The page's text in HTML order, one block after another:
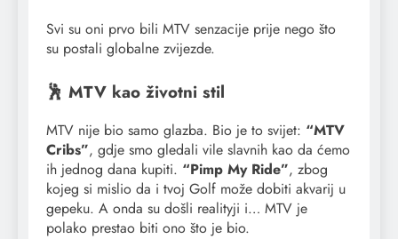
Svi su oni prvo bili MTV senzacije prije nego što
su postali globalne zvijezde.
🕺 MTV kao životni stil
MTV nije bio samo glazba. Bio je to svijet: “MTV
Cribs”, gdje smo gledali vile slavnih kao da ćemo
ih jednog dana kupiti. “Pimp My Ride”, zbog
kojeg si mislio da i tvoj Golf može dobiti akvarij u
gepeku. A onda su došli realityji i… MTV je
polako prestao biti ono što je bio.